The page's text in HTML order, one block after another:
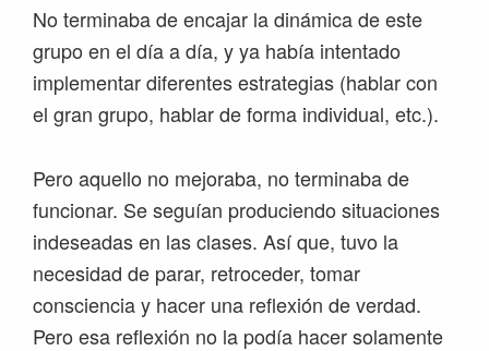
No terminaba de encajar la dinámica de este
grupo en el día a día, y ya había intentado
implementar diferentes estrategias (hablar con
el gran grupo, hablar de forma individual, etc.).
Pero aquello no mejoraba, no terminaba de
funcionar. Se seguían produciendo situaciones
indeseadas en las clases. Así que, tuvo la
necesidad de parar, retroceder, tomar
consciencia y hacer una reflexión de verdad.
Pero esa reflexión no la podía hacer solamente